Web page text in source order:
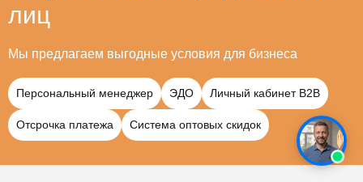
лиц
Мы предлагаем выгодные условия для бизнеса
Персональный менеджер ЭДО Личный кабинет B2B
Отсрочка платежа Система оптовых скидок